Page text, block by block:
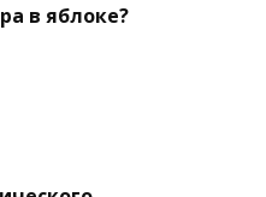
в яблоке?